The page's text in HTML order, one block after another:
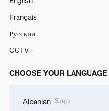
Français
Русский
CCTV+
CHOOSE YOUR LANGUAGE
Albanian Shqip